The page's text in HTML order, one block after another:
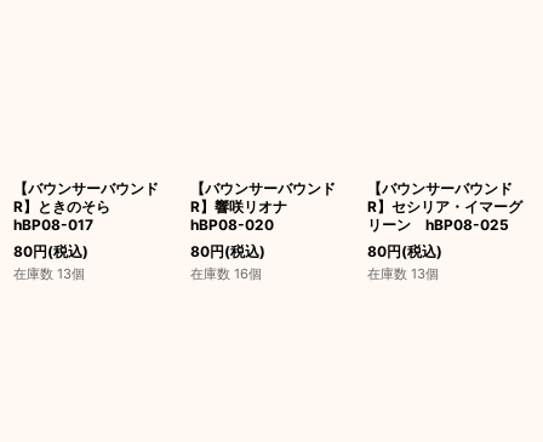
【バウンサーバウンド
R】ときのそら
hBP08-017
80円(税込)
在庫数 13個
【バウンサーバウンド
R】響咲リオナ
hBP08-020
80円(税込)
在庫数 16個
【バウンサーバウンド
R】セシリア・イマーグ
リーン hBP08-025
80円(税込)
在庫数 13個